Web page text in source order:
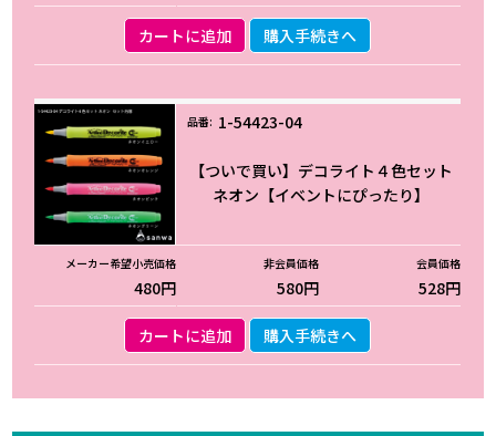
カートに追加 購入手続きへ
1-54423-04
【ついで買い】デコライト４色セット
ネオン【イベントにぴったり】
480円 580円 528円
カートに追加 購入手続きへ